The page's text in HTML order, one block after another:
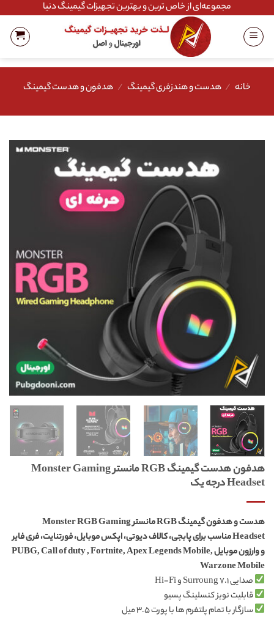
content
مجموعه‌ای از خاص ترین و بهترین تجهیزات گیمینگ دنیا
خانه / هدست و هندزفری گیمینگ / هدفون و هدست گیمینگ
هدفون هدست گیمینگ RGB مانستر Monster Gaming
Headset درجه یک
هدست و هدفون گیمینگ RGB مانستر Monster RGB Gaming
Headsetمناسب برای پابجی، کالاف دیوتی، اپکس موبایل، فورتنایت، فری فایر
و وارزون موبایل PUBG, Call of duty , Fortnite, Apex Legends Mobile,
Warzone Mobile
صدایی ۷.۱ Surroung و Hi-Fi
قابلیت نویز کنسلینگ پسیو
سازگار با تمام پلتفرم ها با پورت ۳.۵ میل